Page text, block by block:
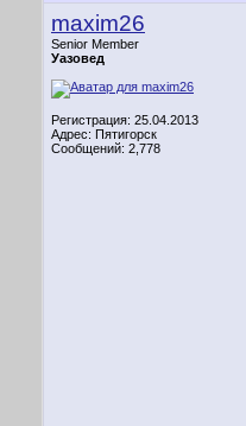
maxim26
Senior Member
Уазовед
Регистрация: 25.04.2013
Адрес: Пятигорск
Сообщений: 2,778